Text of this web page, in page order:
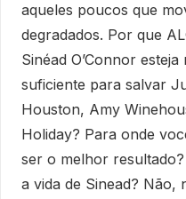
aqueles poucos que
degradados. Por que
Sinéad O’Connor
suficiente para salvar
Houston, Amy
Holiday? Para onde
ser o melhor
a vida de Sinead? Não,